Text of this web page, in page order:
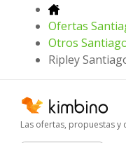
Ofertas
Otros
Ripley
Las ofertas, propuestas y